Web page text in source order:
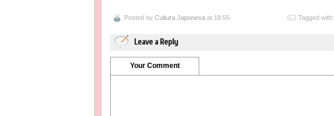
Posted by Cultura Japonesa at 18:55 Tagged with:
Leave a Reply
Your Comment